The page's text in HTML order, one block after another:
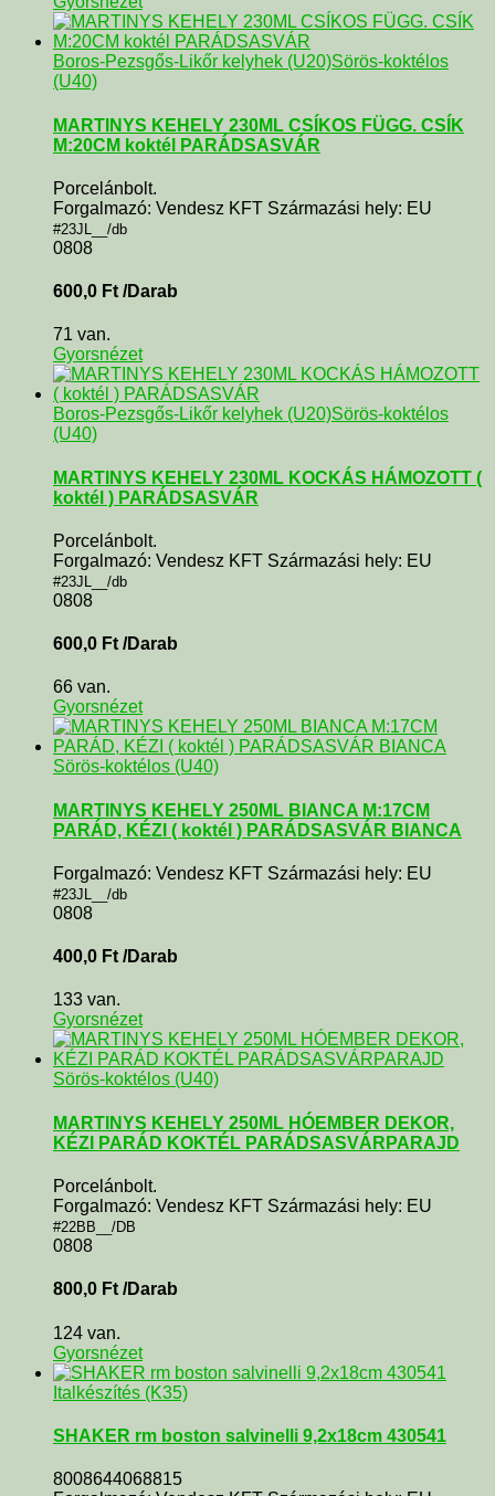
Boros-Pezsgős-Likőr kelyhek (U20)Sörös-koktélos
(U40)
MARTINYS KEHELY 230ML CSÍKOS FÜGG. CSÍK
M:20CM koktél PARÁDSASVÁR
Porcelánbolt.
Forgalmazó: Vendesz KFT Származási hely: EU
#23JL__/db
0808
600,0 Ft /Darab
71 van.
Gyorsnézet
Boros-Pezsgős-Likőr kelyhek (U20)Sörös-koktélos
(U40)
MARTINYS KEHELY 230ML KOCKÁS HÁMOZOTT (
koktél ) PARÁDSASVÁR
Porcelánbolt.
Forgalmazó: Vendesz KFT Származási hely: EU
#23JL__/db
0808
600,0 Ft /Darab
66 van.
Gyorsnézet
Sörös-koktélos (U40)
MARTINYS KEHELY 250ML BIANCA M:17CM
PARÁD, KÉZI ( koktél ) PARÁDSASVÁR BIANCA
Forgalmazó: Vendesz KFT Származási hely: EU
#23JL__/db
0808
400,0 Ft /Darab
133 van.
Gyorsnézet
Sörös-koktélos (U40)
MARTINYS KEHELY 250ML HÓEMBER DEKOR,
KÉZI PARÁD KOKTÉL PARÁDSASVÁRPARAJD
Porcelánbolt.
Forgalmazó: Vendesz KFT Származási hely: EU
#22BB__/DB
0808
800,0 Ft /Darab
124 van.
Gyorsnézet
Italkészítés (K35)
SHAKER rm boston salvinelli 9,2x18cm 430541
8008644068815